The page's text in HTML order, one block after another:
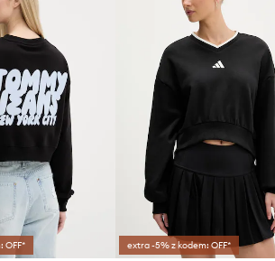
OFF*
extra -5% z kodem: OFF*